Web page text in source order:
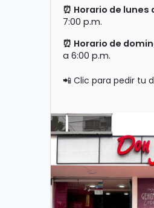
⏰ Horario de lunes
7:00 p.m.
⏰ Horario de
a 6:00 p.m.
📲 Clic para pedir tu